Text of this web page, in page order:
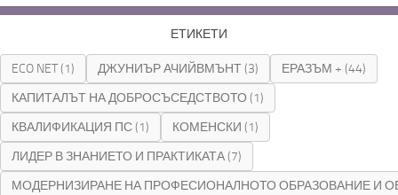
ЕТИКЕТИ
ECO NET(1) ДЖУНИЪР АЧИЙВМЪНТ(3) ЕРАЗЪМ + (44)
КАПИТАЛЪТ НА ДОБРОСЪСЕДСТВОТО (1)
КВАЛИФИКАЦИЯ ПС(1) КОМЕНСКИ (1)
ЛИДЕР В ЗНАНИЕТО И ПРАКТИКАТА(7)
МОДЕРНИЗИРАНЕ НА ПРОФЕСИОНАЛНОТО ОБРАЗОВАНИЕ И